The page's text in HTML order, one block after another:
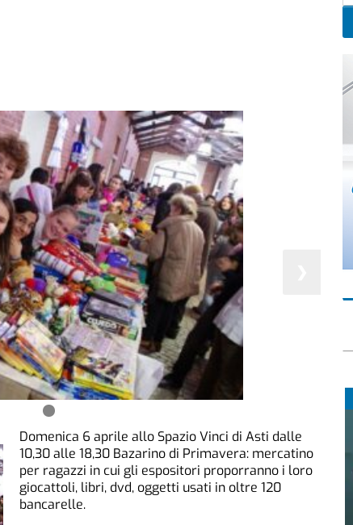
Domenica 6 aprile allo Spazio Vinci di Asti dalle
10,30 alle 18,30 Bazarino di Primavera: mercatino
per ragazzi in cui gli espositori proporranno i loro
giocattoli, libri, dvd, oggetti usati in oltre 120
bancarelle.